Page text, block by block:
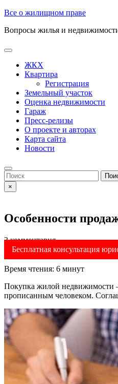
Skip
content
Все о жилищном праве
Вопросы жилья и
Open
ButtonЖКХ
Квартира
Регистрация
Земельный участок
Оценка недвижимости
Гараж
Пресс-релизы
О проекте и авторах
Карта сайта
Новости
Close
Button
Search
for:
×
Особенности
3 комментария
Бесплатная консультация
Время чтения: 6 минут
Покупка жилой недвижимости
прописанным человеком.